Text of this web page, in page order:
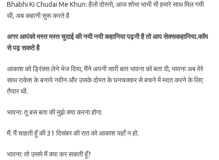
Bhabhi Ki Chudai Me Khun: हैलो दोस्तो, आज शोभा भाभी भी हमारे साथ मिल गयी
थी, अब कहानी सुरू करते है
अगर आपंको मस्त मस्त चुदाई की नयी नयी कहानिया पढ़नी है तो आप सेक्सकहानिया.कॉम
से पढ़ सकते है
आकाश को ड्रिंक्स लेने भेज दिया, मैंने अपनी सारी बात भावना को बता दी, भावना अब मेरे
साथ राकेश के बनाये नवीन और उसके दोस्त के घनचक्कर से बचने में मदत करने के लिए
तैयार थी.
भावना: तू बस बता की मुझे क्या करना होगा.
मैं: मैं चाहती हूँ की 31 दिसंबर की रात को आकाश यहाँ न हो.
भावना: तो उसमे मैं क्या कर सकती हूँ?